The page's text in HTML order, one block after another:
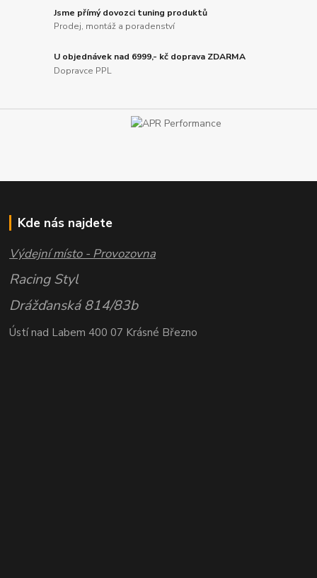
Jsme přímý dovozci tuning produktů
Prodej, montáž a poradenství
U objednávek nad 6999,- kč doprava ZDARMA
Dopravce PPL
Kde nás najdete
Výdejní místo - Provozovna
Racing Styl
Drážďanská 814/83b
Ústí nad Labem 400 07 Krásné Březno